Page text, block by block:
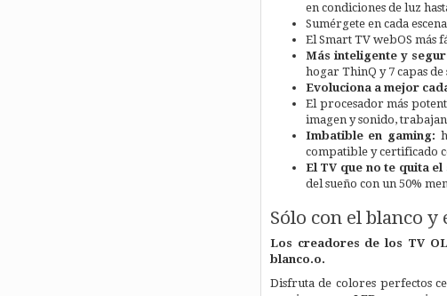
en condiciones de luz
Sumérgete en cada
El Smart TV webOS más
Más inteligente y
hogar ThinQ y 7 capas
Evoluciona a mejor
El procesador más
imagen y sonido,
Imbatible en gaming:
compatible y certificado
El TV que no te quita el
del sueño con un 50%
Sólo con el blanco
Los creadores de los TV
blanco.o.
Disfruta de colores perfectos